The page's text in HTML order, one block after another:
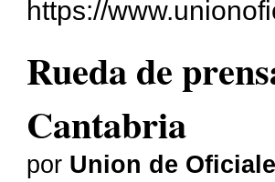
https://
Rueda de
Cantabria
por Union de